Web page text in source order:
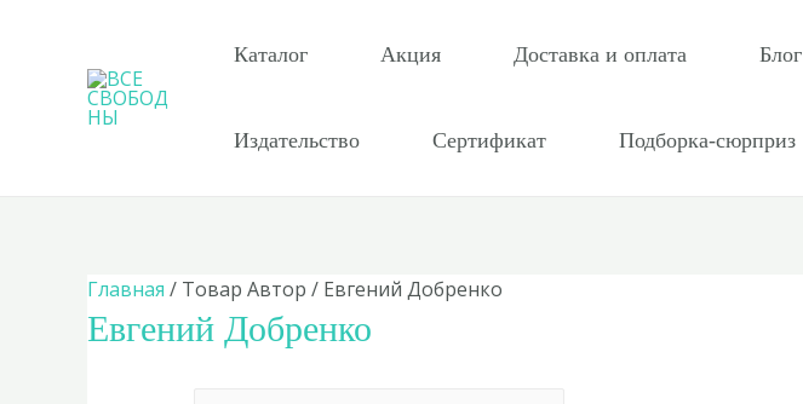
содержимому
Каталог Акция Доставка и оплата Блог
Издательство Сертификат Подборка-сюрприз
Главная / Товар Автор / Евгений Добренко
Евгений Добренко